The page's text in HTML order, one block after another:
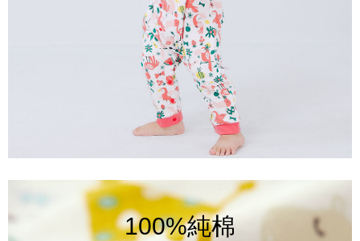
100%純棉